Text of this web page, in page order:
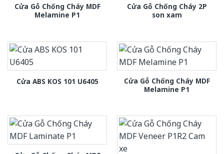
Cửa Gỗ Chống Cháy MDF
Melamine P1
Cửa Gỗ Chống Cháy 2P
son xam
Cửa ABS KOS 101 U6405
Cửa Gỗ Chống Cháy MDF
Melamine P1